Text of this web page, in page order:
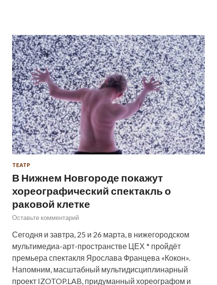
ТЕАТР
В Нижнем Новгороде покажут
хореографический спектакль о
раковой клетке
Оставьте комментарий
Сегодня и завтра, 25 и 26 марта, в нижегородском
мультимедиа-арт-пространстве ЦЕХ * пройдёт
премьера спектакля Ярослава Францева «Кокон».
Напомним, масштабный мультидисциплинарный
проект IZOTOP.LAB, придуманный хореографом и